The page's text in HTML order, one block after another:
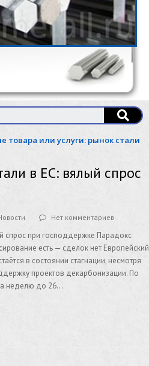
товара или услуги: рынок стали
в ЕС: вялый спрос
Нет комментариев
спрос при господдержке Парадокс
есть — сделок нет Европейский
в состоянии стагнации, несмотря
проектов декарбонизации. По
неделю до 26…